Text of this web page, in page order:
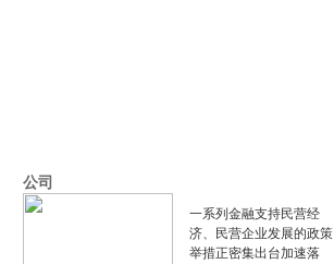
公司
一系列金融支持民营经
济、民营企业发展的政策
举措正密集出台加速落